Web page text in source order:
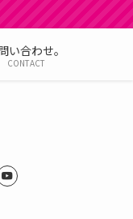
い合わせ。
CONTACT